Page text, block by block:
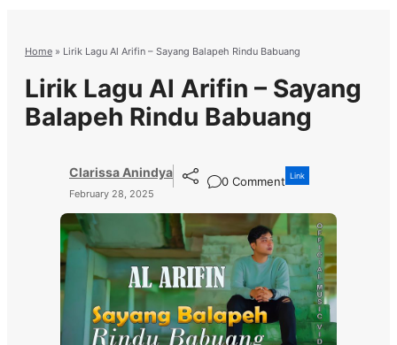
Home » Lirik Lagu Al Arifin – Sayang Balapeh Rindu Babuang
Lirik Lagu Al Arifin – Sayang
Balapeh Rindu Babuang
Clarissa Anindya
February 28, 2025
0 Comment Link